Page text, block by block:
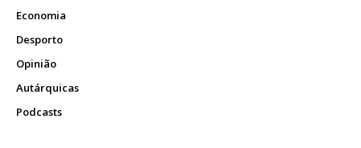
Economia
Desporto
Opinião
Autárquicas
Podcasts